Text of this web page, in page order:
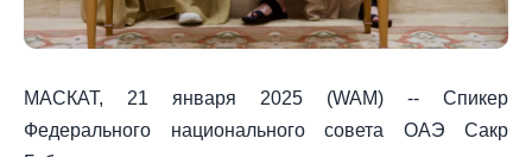
МАСКАТ, 21 января 2025 (WAM) -- Спикер
Федерального национального совета ОАЭ Сакр